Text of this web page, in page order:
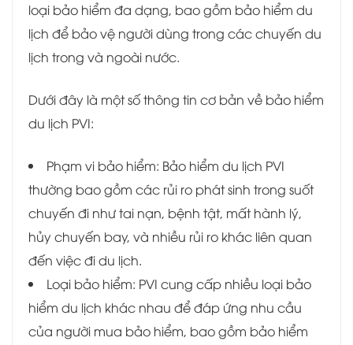
loại bảo hiểm đa dạng, bao gồm bảo hiểm du
lịch để bảo vệ người dùng trong các chuyến du
lịch trong và ngoài nước.
Dưới đây là một số thông tin cơ bản về bảo hiểm
du lịch PVI:
Phạm vi bảo hiểm: Bảo hiểm du lịch PVI
thường bao gồm các rủi ro phát sinh trong suốt
chuyến đi như tai nạn, bệnh tật, mất hành lý,
hủy chuyến bay, và nhiều rủi ro khác liên quan
đến việc đi du lịch.
Loại bảo hiểm: PVI cung cấp nhiều loại bảo
hiểm du lịch khác nhau để đáp ứng nhu cầu
của người mua bảo hiểm, bao gồm bảo hiểm